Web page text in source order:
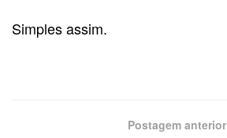
Simples assim.
Postagem anterior